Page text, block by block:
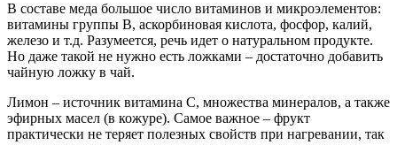
В составе меда большое число витаминов и микроэлементов:
витамины группы В, аскорбиновая кислота, фосфор, калий,
железо и т.д. Разумеется, речь идет о натуральном продукте.
Но даже такой не нужно есть ложками – достаточно добавить
чайную ложку в чай.
Лимон – источник витамина С, множества минералов, а также
эфирных масел (в кожуре). Самое важное – фрукт
практически не теряет полезных свойств при нагревании, так